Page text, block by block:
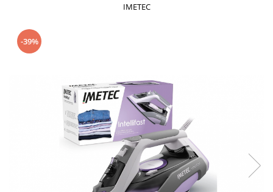
Intretinere & Cosmetica auto
Reparatii si echipamente auto
Trotinete electrice
Bucatarie & Servire
Curatenie si intretinere
IMETEC
-39%